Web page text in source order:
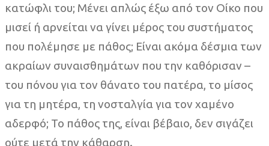
κατώφλι του; Μένει απλώς έξω από τον Οίκο που
μισεί ή αρνείται να γίνει μέρος του συστήματος
που πολέμησε με πάθος; Είναι ακόμα δέσμια των
ακραίων συναισθημάτων που την καθόρισαν –
του πόνου για τον θάνατο του πατέρα, το μίσος
για τη μητέρα, τη νοσταλγία για τον χαμένο
αδερφό; Το πάθος της, είναι βέβαιο, δεν σιγάζει
ούτε μετά την κάθαρση.